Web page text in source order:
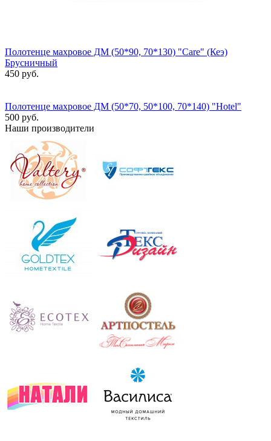
Полотенце махровое ДМ (50*90, 70*130) "Care" (Кеэ)
Брусничный
450 руб.
Полотенце махровое ДМ (50*70, 50*100, 70*140) "Hotel"
500 руб.
Наши производители